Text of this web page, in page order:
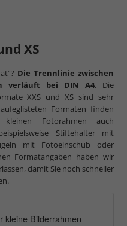
XS
Die Trennlinie zwischen
verläuft bei DIN A4. Die
XXS und XS sind sehr
Formaten finden
Fotorahmen auch
Stiftehalter mit
mit Fotoeinschub oder
Formatangaben haben wir
damit Sie noch schneller
kleine Bilderrahmen